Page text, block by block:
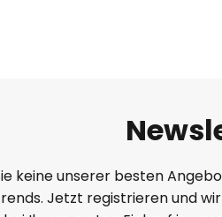
keine unserer besten
Jetzt registrieren und